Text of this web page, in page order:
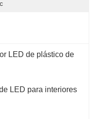
LED de plástico de
LED para interiores